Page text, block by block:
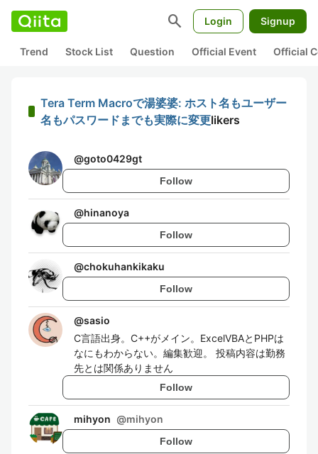
search Login Signup
Trend Stock List Question Official Event Official
Tera Term Macroで湯婆婆: ホスト名もユーザー
名もパスワードまでも実際に変更likers
@goto0429gt
Follow
@hinanoya
Follow
@chokuhankikaku
Follow
@sasio
C言語出身。C++がメイン。ExcelVBAとPHPは
なにもわからない。編集歓迎。 投稿内容は勤務
先とは関係ありません
Follow
mihyon @mihyon
Follow